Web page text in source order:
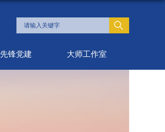
先锋党建 大师工作室